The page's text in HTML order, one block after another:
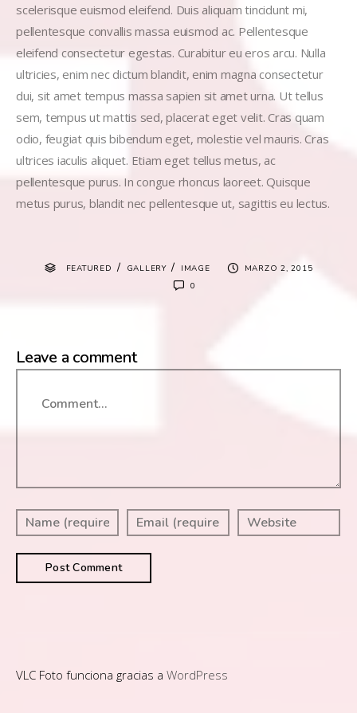
scelerisque euismod eleifend. Duis aliquam tincidunt mi,
pellentesque convallis massa euismod ac. Pellentesque
eleifend consectetur egestas. Curabitur eu eros arcu. Nulla
ultricies, enim nec dictum blandit, enim magna consectetur
dui, sit amet tempus massa sapien sit amet urna. Ut tellus
sem, tempus ut mattis sed, placerat eget velit. Cras quam
odio, feugiat quis bibendum eget, molestie vel mauris. Cras
ultrices iaculis aliquet. Etiam eget tellus metus, ac
pellentesque purus. In congue rhoncus laoreet. Quisque
metus purus, blandit nec pellentesque ut, sagittis eu lectus.
FEATURED / GALLERY/ IMAGE
MARZO 2, 2015
0
Leave a comment
VLC Foto funciona gracias a WordPress